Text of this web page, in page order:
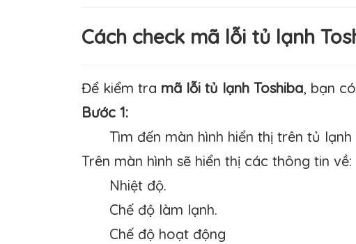
Cách check mã lỗi tủ lạnh
Để kiểm tra mã lỗi tủ lạnh Toshiba, bạn
Bước 1:
Tìm đến màn hình hiển thị trên tủ lạnh
Trên màn hình sẽ hiển thị các thông tin về:
Nhiệt độ.
Chế độ làm lạnh.
Chế độ hoạt động